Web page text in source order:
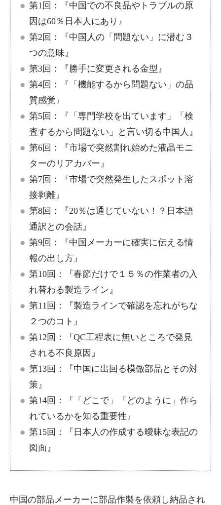
第1回：『中国での不良品やトラブルの原
因は60％日本人にあり 』
第2回：『中国人の「問題ない」に潜む３
つの意味』
第3回：『勝手に変更される金型 』
第4回：『 「機能するから問題ない」の品
質感覚』
第5回：『 「専門学校を出ています」「検
査するから問題ない」と言い切る中国人 』
第6回：『市場で突然割れ始めた液晶モニ
ターのリアカバー』
第7回：『市場で突然発生したスポット溶
接剥離』
第8回：『20％は通じていない！？日本語
通訳との会話』
第9回：『中国メーカーに確実に伝える情
報の出し方』
第10回：『春節だけで１５％の作業者の入
れ替わる製造ライン』
第11回：『製造ラインで確認を忘れがちな
２つのコト 』
第12回：『QC工程表に無いところで発見
される不良原因 』
第13回：『中国に出回る模倣部品とその対
策』
第14回：『 「どこで」「どのように」作ら
れているかを知る重要性』
第15回：『 日本人の作成する曖昧な表記の
図面 』
中国の部品メーカーに部品作製を依頼し納品され